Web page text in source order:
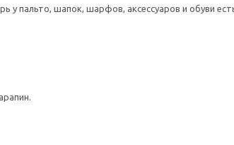
у пальто, шапок, шарфов, аксессуаров и обуви